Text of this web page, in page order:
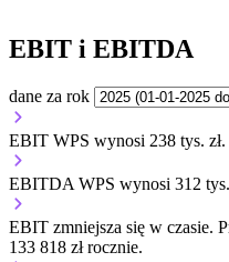
EBIT i EBITDA
dane za rok
EBIT WPS wynosi 238 tys. zł.
EBITDA WPS wynosi 312 tys.
EBIT zmniejsza się w czasie.
133 818 zł rocznie.